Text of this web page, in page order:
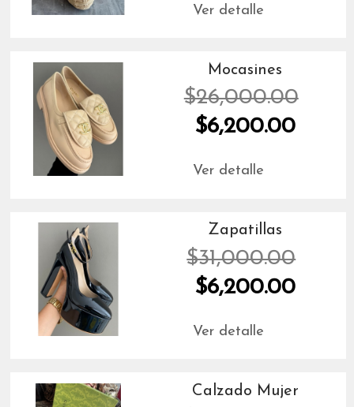
Ver detalle
Mocasines
$26,000.00
$6,200.00
Ver detalle
Zapatillas
$31,000.00
$6,200.00
Ver detalle
Calzado Mujer